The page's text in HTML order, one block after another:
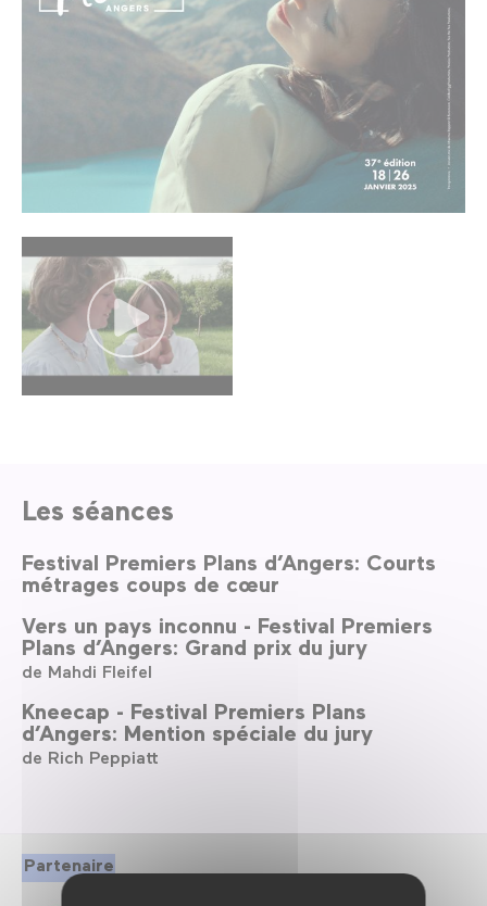
Les séances
Festival Premiers Plans d’Angers: Courts
métrages coups de cœur
Vers un pays inconnu - Festival Premiers
Plans d’Angers: Grand prix du jury
de Mahdi Fleifel
Kneecap - Festival Premiers Plans
d’Angers: Mention spéciale du jury
de Rich Peppiatt
Partenaire